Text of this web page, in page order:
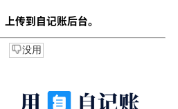
传到自记账后台。
没用